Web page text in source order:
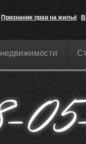
Признание прав на жильё